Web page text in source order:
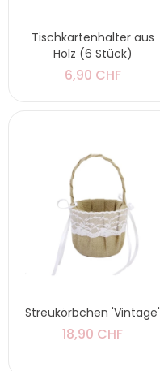
Tischkartenhalter aus
Holz (6 Stück)
6,90 CHF
Streukörbchen 'Vintage'
18,90 CHF